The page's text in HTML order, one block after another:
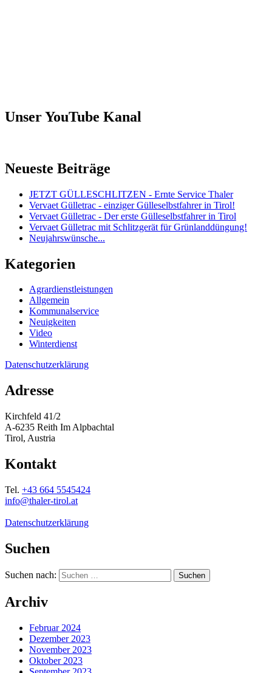
Unser YouTube Kanal
Neueste Beiträge
JETZT GÜLLESCHLITZEN - Ernte Service Thaler
Vervaet Gülletrac - einziger Gülleselbstfahrer in Tirol!
Vervaet Gülletrac - Der erste Gülleselbstfahrer in Tirol
Vervaet Gülletrac mit Schlitzgerät für Grünlanddüngung!
Neujahrswünsche...
Kategorien
Agrardienstleistungen
Allgemein
Kommunalservice
Neuigkeiten
Video
Winterdienst
Datenschutzerklärung
Adresse
Kirchfeld 41/2
A-6235 Reith Im Alpbachtal
Tirol, Austria
Kontakt
Tel. +43 664 5545424
info@thaler-tirol.at
Datenschutzerklärung
Suchen
Suchen nach:
Archiv
Februar 2024
Dezember 2023
November 2023
Oktober 2023